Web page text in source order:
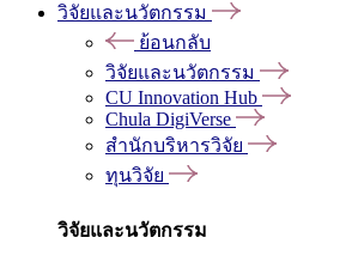
วิจัยและนวัตกรรม
ย้อนกลับ
วิจัยและนวัตกรรม
CU Innovation Hub
Chula DigiVerse
สำนักบริหารวิจัย
ทุนวิจัย
วิจัยและนวัตกรรม